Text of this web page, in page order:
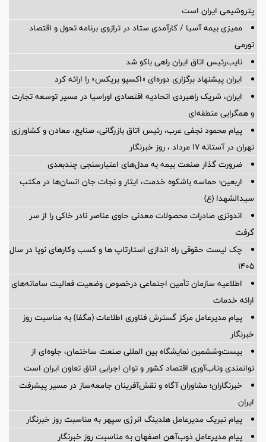
پتروشیمی ایران است
ممیزی بیمه آسیا / کارآمدی ستاد در ترازوی برنامه تحول و اقتصاد
تورمی
نایب‌رئیس اتاق ایران راهی باکو شد
ایران پیشنهاد برگزاری دوره‌ای «اکسپو بریکس» را ارائه کرد
ایران، شریک راهبردی اتحادیه اقتصادی اوراسیا در مسیر توسعه تجارت
و همگرایی منطقه‌ای
پیام محمود نجفی عرب، رئیس اتاق بازرگانی، صنایع، معادن و کشاورزی
تهران در آستانه 17 مرداد ، روز خبرنگار
ضرورت گذار صنعت بیمه به مدل‌های اعتبارسنجی چندبعدی
اربعین؛ حماسه باشکوه خدمت، ایثار و نجات جان انسان‌ها در مکتب
سیدالشهدا (ع)
اندونزی صادرات محصولات معدنی حاوی عناصر نادر خاکی را از سر
گرفت
چک لیست حقوقی راه اندازی استارتاپ ها و کسب وکارهای نوپا در سال
۱۴۰۵
اطلاعیه سازمان تأمین اجتماعی درخصوص وضعیت فعالیت سامانه‌های
ارائه خدمات
پیام مدیرعامل مرکز گسترش فناوری اطلاعات (مگفا) به مناسبت روز
خبرنگار
بیست‌وششمین نمایشگاه بین المللی صنعت ساختمان، جلوه‌ای از
توانمندی وتاب‌آوری اقتصاد کشور و توان اجرایی اتاق تعاون ایران است
خبرنگاران؛ مشاوران آگاه و نقش‌آفرینان جامعه‌ساز در مسیر پیشرفت
ایران
پیام تبریک مدیرعامل هلدینگ انرژی سپهر به مناسبت روز خبرنگار
پیام مدیرعامل ذوب‌آهن اصفهان به مناسبت روز خبرنگار